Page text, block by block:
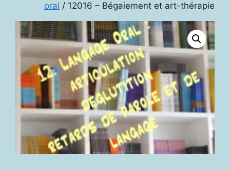
oral / 12016 – Bégaiement et art-thérapie